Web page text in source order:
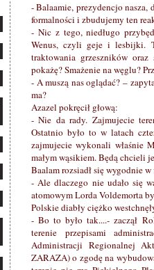
- Balaamie, prezydencjo nasza,
formalności i zbudujemy ten
- Nic z tego, niedługo
Wenus, czyli geje i lesbijki.
traktowania grzeszników
pokażę? Smażenie na węglu?
- A muszą nas oglądać? –
ma?
Azazel pokręcił głową:
- Nie da rady. Zajmujecie
Ostatnio było to w latach
zajmujecie wykonali właśnie
małym wąsikiem. Będą chcieli
Baalam rozsiadł się wygodnie
- Ale dlaczego nie udało się
atomowym Lorda Voldemorta
Polskie diabły ciężko
- Bo to było tak....- zaczął
terenie przepisami
Administracji Regionalnej
ZARAZA) o zgodę na